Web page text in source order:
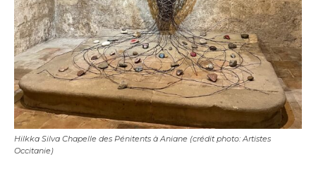
Hilkka Silva Chapelle des Pénitents à Aniane (crédit photo: Artistes
Occitanie)